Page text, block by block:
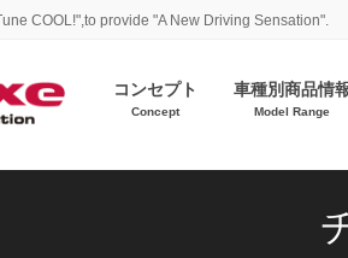
COOL!",to provide "A New Driving Sensation".
コンセプト
Concept
車種別商品情
Model Range